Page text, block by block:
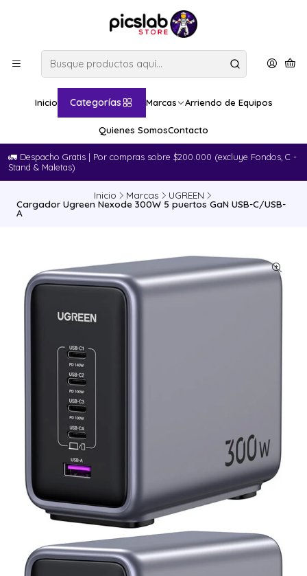
Inicio Categorías Marcas Arriendo de Equipos
Quienes SomosContacto
🚛​ Despacho Gratis | Por compras sobre $200.000 (excluye Fondos, C -
Stand & Maletas)
Inicio Marcas UGREEN
Cargador Ugreen Nexode 300W 5 puertos GaN USB-C/USB-
A